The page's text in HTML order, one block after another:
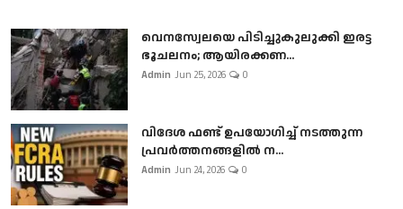
വെനസ്വേലയെ പിടിച്ചുകുലുക്കി ഇരട്ട
ഭൂചലനം; ആയിരക്കണ...
Admin Jun 25, 2026 0
വിദേശ ഫണ്ട് ഉപയോഗിച്ച് നടത്തുന്ന
പ്രവർത്തനങ്ങളിൽ ന...
Admin Jun 24, 2026 0